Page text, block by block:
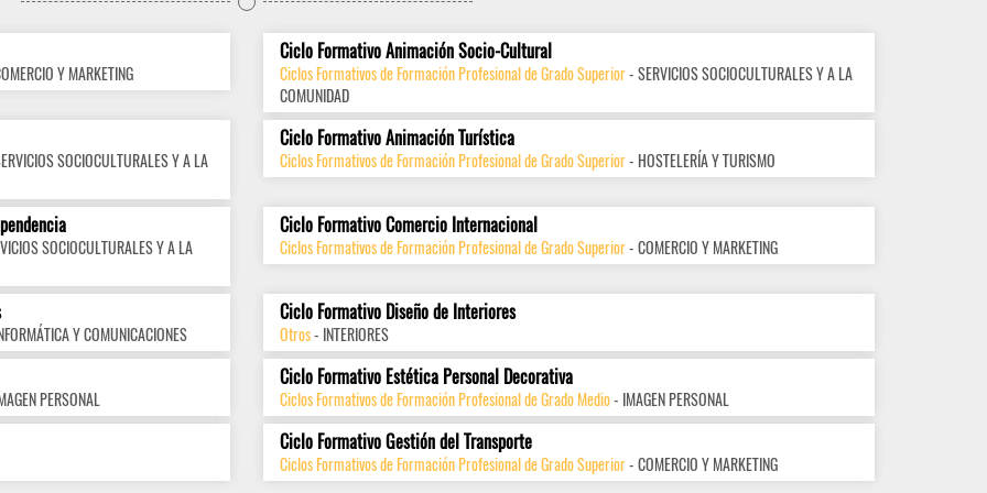
Y MARKETING
Ciclo Formativo Animación Socio-Cultural
Ciclos Formativos de Formación Profesional de Grado Superior- SERVICIOS SOCIOCULTURALES Y A LA
COMUNIDAD
SOCIOCULTURALES Y A LA
Ciclo Formativo Animación Turística
Ciclos Formativos de Formación Profesional de Grado Superior- HOSTELERÍA Y TURISMO
SOCIOCULTURALES Y A LA
Ciclo Formativo Comercio Internacional
Ciclos Formativos de Formación Profesional de Grado Superior- COMERCIO Y MARKETING
Y COMUNICACIONES
Ciclo Formativo Diseño de Interiores
Otros- INTERIORES
PERSONAL
Ciclo Formativo Estética Personal Decorativa
Ciclos Formativos de Formación Profesional de Grado Medio- IMAGEN PERSONAL
Ciclo Formativo Gestión del Transporte
Ciclos Formativos de Formación Profesional de Grado Superior- COMERCIO Y MARKETING